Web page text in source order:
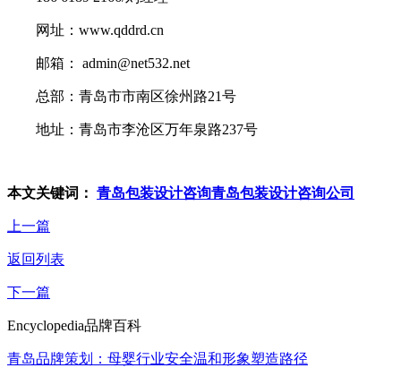
网址：www.qddrd.cn
邮箱： admin@net532.net
总部：青岛市市南区徐州路21号
地址：青岛市李沧区万年泉路237号
本文关键词： 青岛包装设计咨询青岛包装设计咨询公司
上一篇
返回列表
下一篇
Encyclopedia品牌百科
青岛品牌策划：母婴行业安全温和形象塑造路径